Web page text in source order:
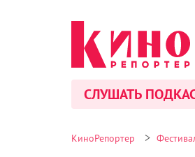
СЛУШАТЬ
КиноРепортер >